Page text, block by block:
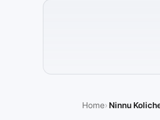
Home Ninnu